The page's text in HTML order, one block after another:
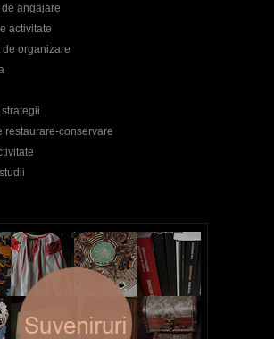
angajare
activitate
organizare
restaurare-conservare